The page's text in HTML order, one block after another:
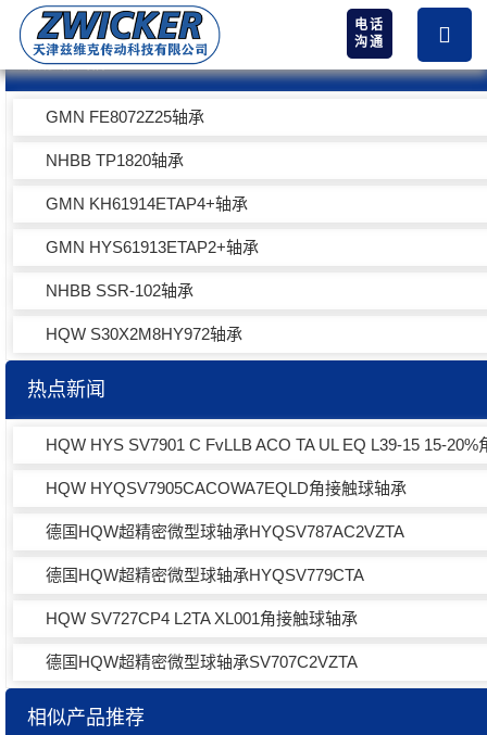
电话
沟通
热卖产品
GMN FE8072Z25轴承
NHBB TP1820轴承
GMN KH61914ETAP4+轴承
GMN HYS61913ETAP2+轴承
NHBB SSR-102轴承
HQW S30X2M8HY972轴承
热点新闻
HQW HYS SV7901 C FvLLB ACO TA UL EQ L39-15 15-20%
HQW HYQSV7905CACOWA7EQLD角接触球轴承
德国HQW超精密微型球轴承HYQSV787AC2VZTA
德国HQW超精密微型球轴承HYQSV779CTA
HQW SV727CP4 L2TA XL001角接触球轴承
德国HQW超精密微型球轴承SV707C2VZTA
相似产品推荐